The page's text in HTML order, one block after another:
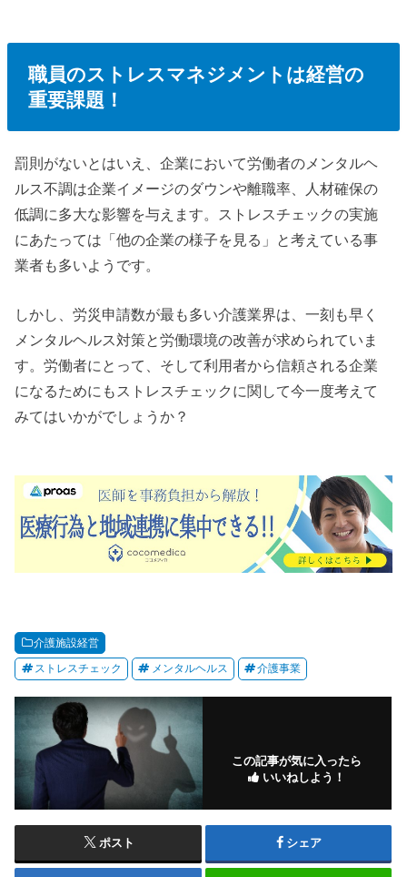
職員のストレスマネジメントは経営の
重要課題！
罰則がないとはいえ、企業において労働者のメンタルヘ
ルス不調は企業イメージのダウンや離職率、人材確保の
低調に多大な影響を与えます。ストレスチェックの実施
にあたっては「他の企業の様子を見る」と考えている事
業者も多いようです。
しかし、労災申請数が最も多い介護業界は、一刻も早く
メンタルヘルス対策と労働環境の改善が求められていま
す。労働者にとって、そして利用者から信頼される企業
になるためにもストレスチェックに関して今一度考えて
みてはいかがでしょうか？
介護施設経営
ストレスチェック メンタルヘルス 介護事業
この記事が気に入ったら
いいねしよう！
ポスト シェア